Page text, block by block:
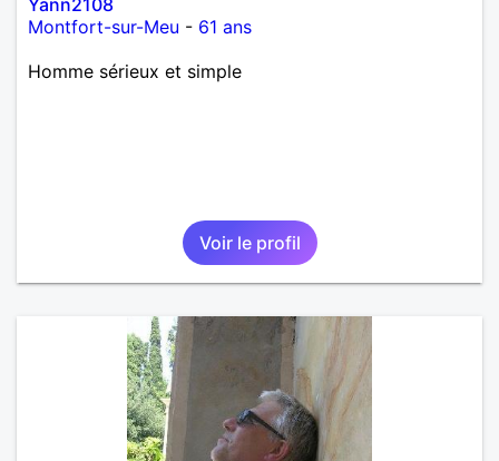
Montfort-sur-Meu - 61 ans
Homme sérieux et simple
Voir le profil